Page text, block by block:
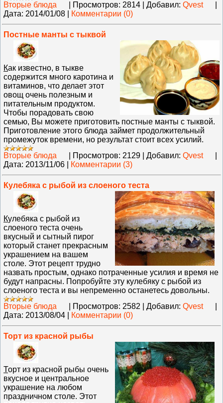
Вторые блюда
Просмотров: 2814 Добавил: Qvest
Дата: 2014/01/08 Комментарии (0)
Постные манты с тыквой
Как известно, в тыкве
содержится много каротина и
витаминов, что делает этот
овощ очень полезным и
питательным продуктом.
Чтобы порадовать свою
семью, Вы можете приготовить постные манты с тыквой.
Приготовление этого блюда займет продолжительный
промежуток времени, но результат стоит всех усилий.
Вторые блюда
Просмотров: 2129 Добавил: Qvest
Дата: 2013/11/06 Комментарии (3)
Кулебяка с рыбой из слоеного теста
Кулебяка с рыбой из
слоеного теста очень
вкусный и сытный пирог
который станет прекрасным
украшением на вашем
столе. Этот рецепт трудно
назвать простым, однако потраченные усилия и время не
будут напрасны. Попробуйте эту кулебяку с рыбой из
слоеного теста и вы непременно останетесь довольны.
Вторые блюда
Просмотров: 2582 Добавил: Qvest
Дата: 2013/08/04 Комментарии (0)
Торт из красной рыбы
Торт из красной рыбы очень
вкусное и центральное
украшение на любом
праздничном столе. Этот